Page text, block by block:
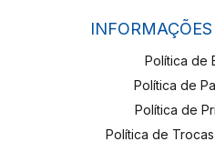
Política de
Política de
Política de
Política de